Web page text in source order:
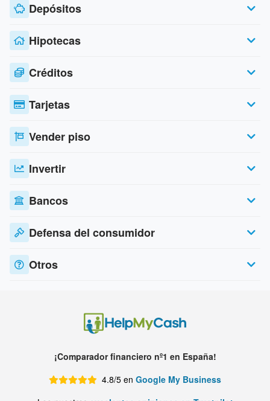
Depósitos
Hipotecas
Créditos
Tarjetas
Vender piso
Invertir
Bancos
Defensa del consumidor
Otros
¡Comparador financiero nº1 en España!
4.8/5 en Google My Business